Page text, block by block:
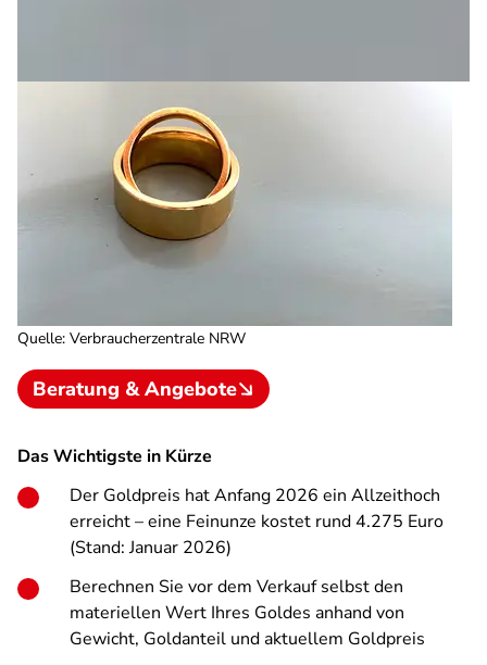
Quelle: Verbraucherzentrale NRW
Beratung & Angebote
Das Wichtigste in Kürze
Der Goldpreis hat Anfang 2026 ein Allzeithoch
erreicht – eine Feinunze kostet rund 4.275 Euro
(Stand: Januar 2026)
Berechnen Sie vor dem Verkauf selbst den
materiellen Wert Ihres Goldes anhand von
Gewicht, Goldanteil und aktuellem Goldpreis